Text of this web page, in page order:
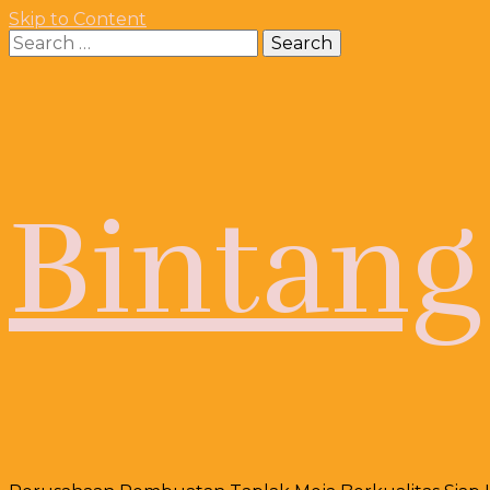
Skip to Content
Search
for:
Bintang